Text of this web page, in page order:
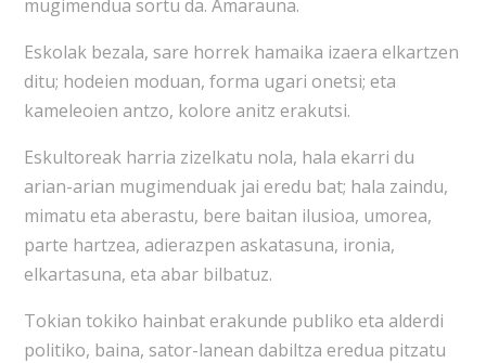
mugimendua sortu da. Amarauna.
Eskolak bezala, sare horrek hamaika izaera elkartzen
ditu; hodeien moduan, forma ugari onetsi; eta
kameleoien antzo, kolore anitz erakutsi.
Eskultoreak harria zizelkatu nola, hala ekarri du
arian-arian mugimenduak jai eredu bat; hala zaindu,
mimatu eta aberastu, bere baitan ilusioa, umorea,
parte hartzea, adierazpen askatasuna, ironia,
elkartasuna, eta abar bilbatuz.
Tokian tokiko hainbat erakunde publiko eta alderdi
politiko, baina, sator-lanean dabiltza eredua pitzatu